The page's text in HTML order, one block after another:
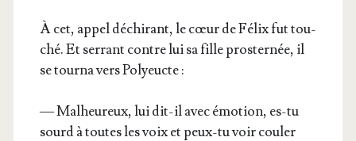
À cet, appel déchi­rant, le cœur de Félix fut tou­
ché. Et ser­rant contre lui sa fille pros­ter­née, il
se tour­na vers Polyeucte :
— Mal­heu­reux, lui dit-il avec émo­tion, es-tu
sourd à toutes les voix et peux-tu voir cou­ler